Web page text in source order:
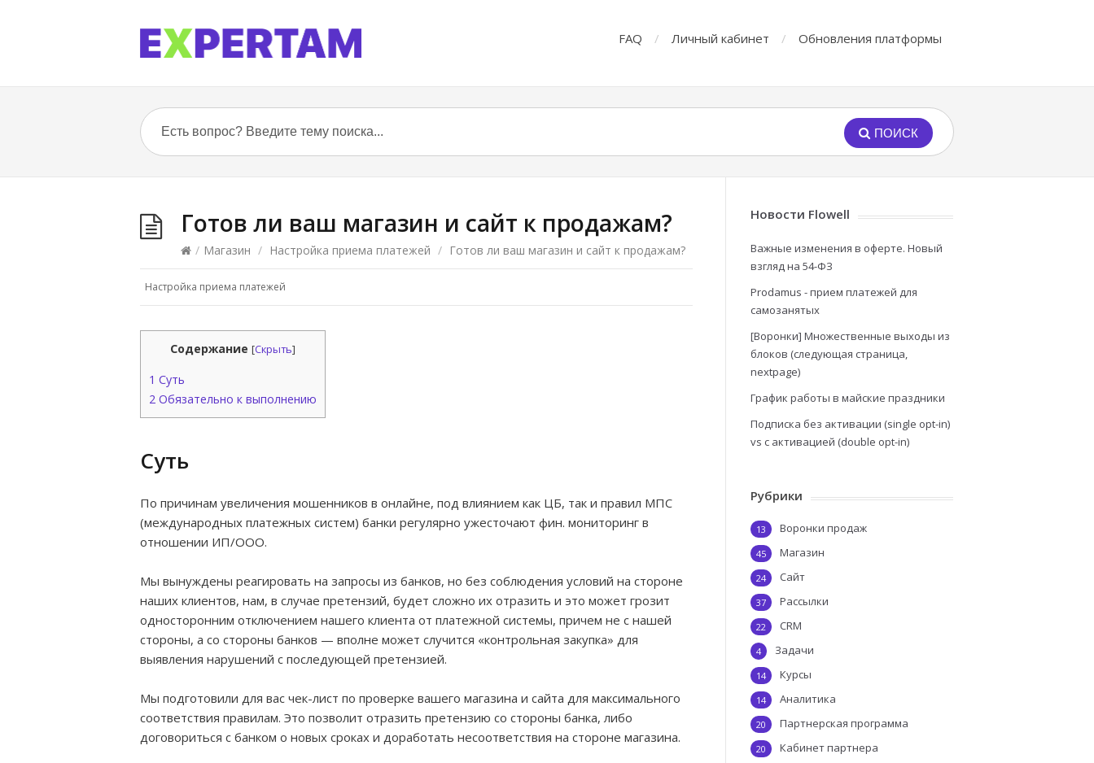
FAQ Личный кабинет Обновления платформы
ПОИСК
Готов ли ваш магазин и сайт к продажам?
/ Магазин / Настройка приема платежей / Готов ли ваш магазин и сайт к продажам?
Настройка приема платежей
Содержание [Скрыть]
1 Суть
2 Обязательно к выполнению
Суть
По причинам увеличения мошенников в онлайне, под влиянием как ЦБ, так и правил МПС
(международных платежных систем) банки регулярно ужесточают фин. мониторинг в
отношении ИП/ООО.
Мы вынуждены реагировать на запросы из банков, но без соблюдения условий на стороне
наших клиентов, нам, в случае претензий, будет сложно их отразить и это может грозит
односторонним отключением нашего клиента от платежной системы, причем не с нашей
стороны, а со стороны банков — вполне может случится «контрольная закупка» для
выявления нарушений с последующей претензией.
Мы подготовили для вас чек-лист по проверке вашего магазина и сайта для максимального
соответствия правилам. Это позволит отразить претензию со стороны банка, либо
договориться с банком о новых сроках и доработать несоответствия на стороне магазина.
Новости Flowell
Важные изменения в оферте. Новый
взгляд на 54-ФЗ
Prodamus - прием платежей для
самозанятых
[Воронки] Множественные выходы из
блоков (следующая страница,
nextpage)
График работы в майские праздники
Подписка без активации (single opt-in)
vs с активацией (double opt-in)
Рубрики
Воронки продаж
13
Магазин
45
Сайт
24
Рассылки
37
CRM
22
Задачи
4
Курсы
14
Аналитика
14
Партнерская программа
20
Кабинет партнера
20